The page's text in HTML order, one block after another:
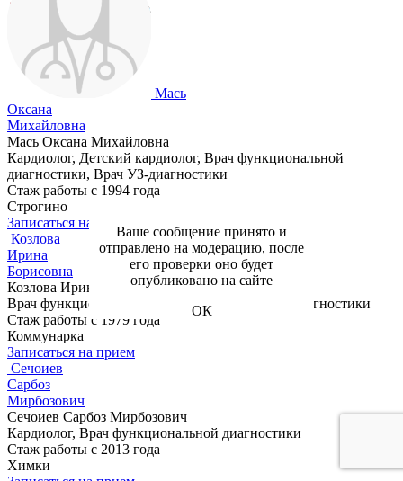
Мась
Оксана
Михайловна
Мась Оксана Михайловна
Кардиолог, Детский кардиолог, Врач функциональной
диагностики, Врач УЗ-диагностики
Стаж работы с 1994 года
Строгино
Записаться на прием
Козлова
Ирина
Борисовна
Козлова Ирина Борисовна
Врач функциональной диагностики, Врач УЗ-диагностики
Стаж работы с 1979 года
Коммунарка
Записаться на прием
Сечоиев
Сарбоз
Мирбозович
Сечоиев Сарбоз Мирбозович
Кардиолог, Врач функциональной диагностики
Стаж работы с 2013 года
Химки
Ваше сообщение принято и
отправлено на модерацию, после
его проверки оно будет
опубликовано на сайте
ОК